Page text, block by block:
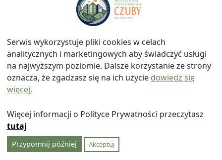
wspólną, zwane w dalszej części regulaminu
jako „pomieszczenia”,”
– § 3 ust. 1 „Przejęcie w użytkowanie
pomieszczenia w budynku następuje w oparciu
o zawartą pomiędzy Spółdzielnią a
zainteresowaną osobą umowę określającą
szczegółowe warunki najmu.”
– § 4 pkt 3 c „zalega z zapłatą czynszu za
– § 6 „Zmiana wysokości czynszu określonego w
umowie, nie wymaga formy aneksu i następuje
poprzez jednostronne oświadczenie
Wynajmującego złożone Najemcy.”
Serwis wykorzystuje pliki cookies w celach
analitycznych i marketingowych aby świadczyć usługi
na najwyższym poziomie. Dalsze korzystanie ze strony
oznacza, że zgadzasz się na ich użycie dowiedz się
więcej.
Więcej informacji o Polityce Prywatności przeczytasz
tutaj
Przypomnij później Akceptuj